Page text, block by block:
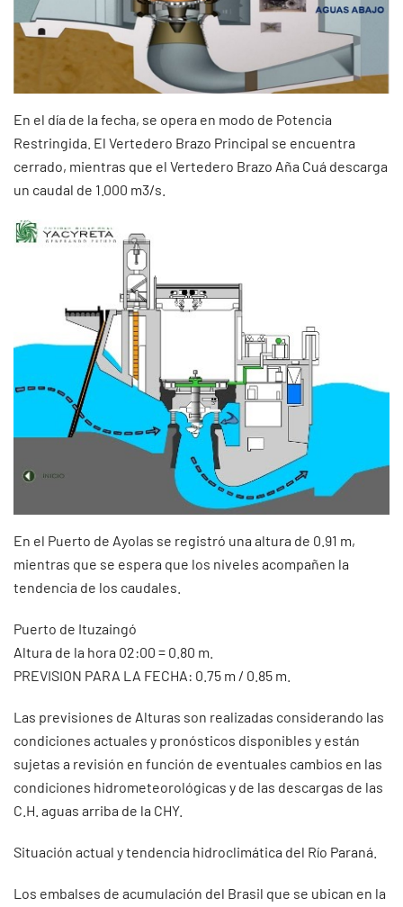
En el día de la fecha, se opera en modo de Potencia
Restringida. El Vertedero Brazo Principal se encuentra
cerrado, mientras que el Vertedero Brazo Aña Cuá descarga
un caudal de 1.000 m3/s.
En el Puerto de Ayolas se registró una altura de 0.91 m,
mientras que se espera que los niveles acompañen la
tendencia de los caudales.
Puerto de Ituzaingó
Altura de la hora 02:00 = 0.80 m.
PREVISION PARA LA FECHA: 0.75 m / 0.85 m.
Las previsiones de Alturas son realizadas considerando las
condiciones actuales y pronósticos disponibles y están
sujetas a revisión en función de eventuales cambios en las
condiciones hidrometeorológicas y de las descargas de las
C.H. aguas arriba de la CHY.
Situación actual y tendencia hidroclimática del Río Paraná.
Los embalses de acumulación del Brasil que se ubican en la